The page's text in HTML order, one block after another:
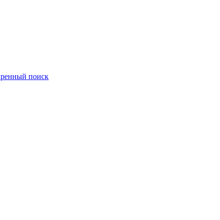
поиск